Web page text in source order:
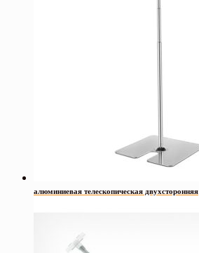
алюминиевая телескопическая двухсторонняя